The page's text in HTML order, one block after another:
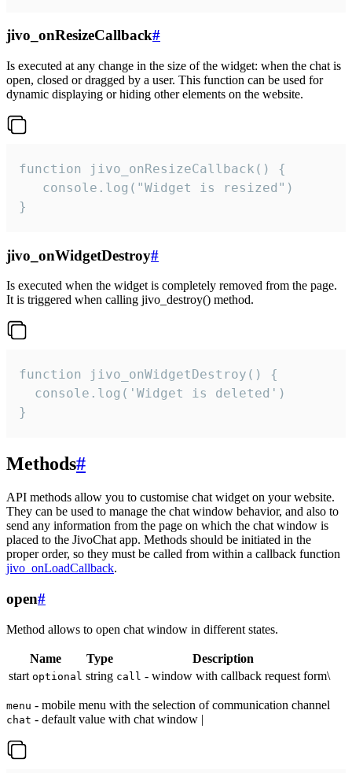
jivo_onResizeCallback#
Is executed at any change in the size of the widget: when the chat is
open, closed or dragged by a user. This function can be used for
dynamic displaying or hiding other elements on the website.
function jivo_onResizeCallback() {
   console.log("Widget is resized")
}
jivo_onWidgetDestroy#
Is executed when the widget is completely removed from the page.
It is triggered when calling jivo_destroy() method.
function jivo_onWidgetDestroy() {
  console.log('Widget is deleted')
}
Methods#
API methods allow you to customise chat widget on your website.
They can be used to manage the chat window behavior, and also to
send any information from the page on which the chat window is
placed to the JivoChat app. Methods should be initiated in the
proper order, so they must be called from within a callback function
jivo_onLoadCallback.
open#
Method allows to open chat window in different states.
Name Type
Description
start optional string call - window with callback request form\
menu - mobile menu with the selection of communication channel
chat - default value with chat window |